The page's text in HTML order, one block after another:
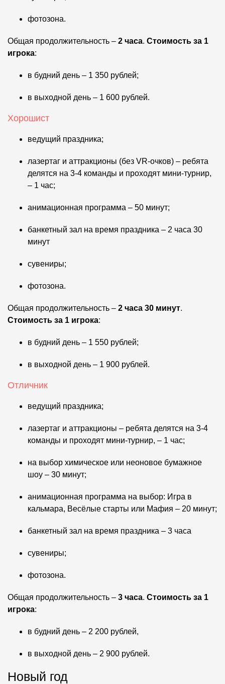
фотозона.
Общая продолжительность – 2 часа. Стоимость за 1
игрока:
в будний день – 1 350 рублей;
в выходной день – 1 600 рублей.
Хорошист
ведущий праздника;
лазертаг и аттракционы (без VR-очков) – ребята
делятся на 3-4 команды и проходят мини-турнир,
– 1 час;
анимационная программа – 50 минут;
банкетный зал на время праздника – 2 часа 30
минут
сувениры;
фотозона.
Общая продолжительность – 2 часа 30 минут.
Стоимость за 1 игрока:
в будний день – 1 550 рублей;
в выходной день – 1 900 рублей.
Отличник
ведущий праздника;
лазертаг и аттракционы – ребята делятся на 3-4
команды и проходят мини-турнир, – 1 час;
на выбор химическое или неоновое бумажное
шоу – 30 минут;
анимационная программа на выбор: Игра в
кальмара, Весёлые старты или Мафия – 20 минут;
банкетный зал на время праздника – 3 часа
сувениры;
фотозона.
Общая продолжительность – 3 часа. Стоимость за 1
игрока:
в будний день – 2 200 рублей,
в выходной день – 2 900 рублей.
Новый год